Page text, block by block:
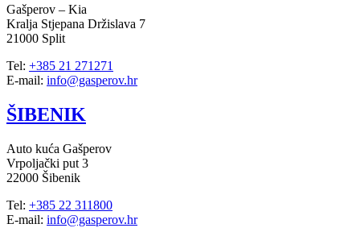
Gašperov – Kia
Kralja Stjepana Držislava 7
21000 Split
Tel: +385 21 271271
E-mail: info@gasperov.hr
ŠIBENIK
Auto kuća Gašperov
Vrpoljački put 3
22000 Šibenik
Tel: +385 22 311800
E-mail: info@gasperov.hr